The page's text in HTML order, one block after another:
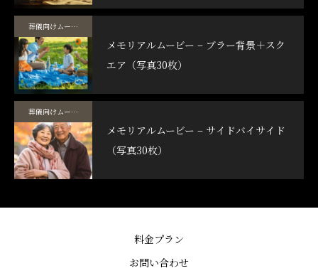
葬儀向けムービーテンプレート
メモリアルムービー – ブラー背景＋スク
エア（写真30枚）
葬儀向けムービーテンプレート
メモリアルムービー – サイドバイサイド
（写真30枚）
料金プラン
お問い合わせ